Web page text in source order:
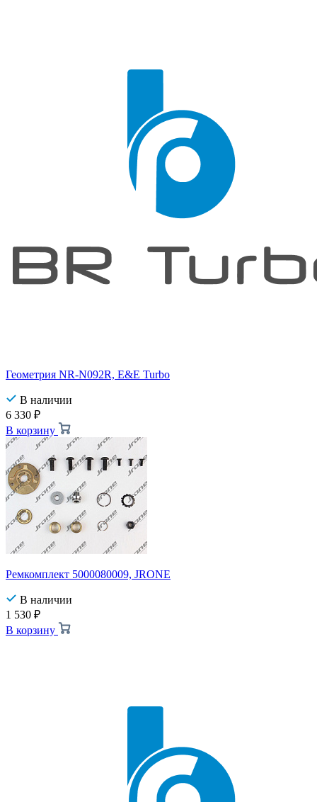
Геометрия NR-N092R, E&E Turbo
В наличии
6 330 ₽
В корзину
Ремкомплект 5000080009, JRONE
В наличии
1 530 ₽
В корзину